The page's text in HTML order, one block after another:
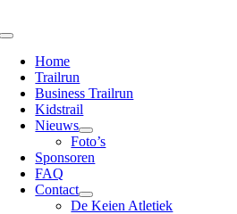
naar
Toggle
NavigationHome
Trailrun
Business Trailrun
Kidstrail
Nieuws
Foto’s
Sponsoren
FAQ
Contact
De Keien Atletiek